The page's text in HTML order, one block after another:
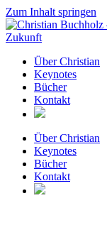
Zum Inhalt springen
Über Christian
Keynotes
Bücher
Kontakt
Über Christian
Keynotes
Bücher
Kontakt